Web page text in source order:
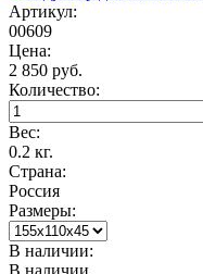
Артикул:
00609
Цена:
2 850 руб.
Количество:
Вес:
0.2 кг.
Страна:
Россия
Размеры:
В наличии:
В наличии